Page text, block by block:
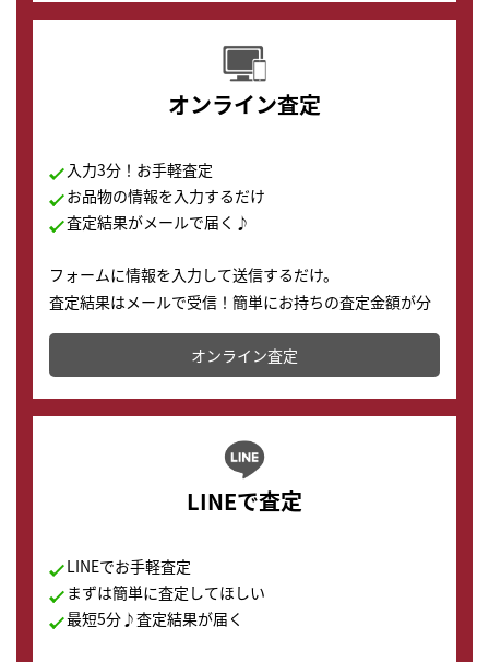
オンライン査定
入力3分！お手軽査定
お品物の情報を入力するだけ
査定結果がメールで届く♪
フォームに情報を入力して送信するだけ。
査定結果はメールで受信！簡単にお持ちの査定金額が分
かります。
オンライン査定
LINEで査定
LINEでお手軽査定
まずは簡単に査定してほしい
最短5分♪査定結果が届く